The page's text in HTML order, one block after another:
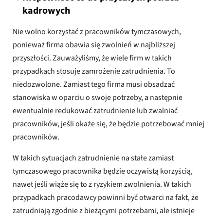
kadrowych
Nie wolno korzystać z pracowników tymczasowych,
ponieważ firma obawia się zwolnień w najbliższej
przyszłości. Zauważyliśmy, że wiele firm w takich
przypadkach stosuje zamrożenie zatrudnienia. To
niedozwolone. Zamiast tego firma musi obsadzać
stanowiska w oparciu o swoje potrzeby, a następnie
ewentualnie redukować zatrudnienie lub zwalniać
pracowników, jeśli okaże się, że będzie potrzebować mniej
pracowników.
W takich sytuacjach zatrudnienie na stałe zamiast
tymczasowego pracownika będzie oczywistą korzyścią,
nawet jeśli wiąże się to z ryzykiem zwolnienia. W takich
przypadkach pracodawcy powinni być otwarci na fakt, że
zatrudniają zgodnie z bieżącymi potrzebami, ale istnieje